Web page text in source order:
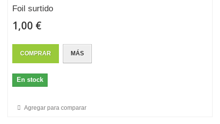
Foil surtido
1,00 €
COMPRAR MÁS
En stock
Agregar para comparar